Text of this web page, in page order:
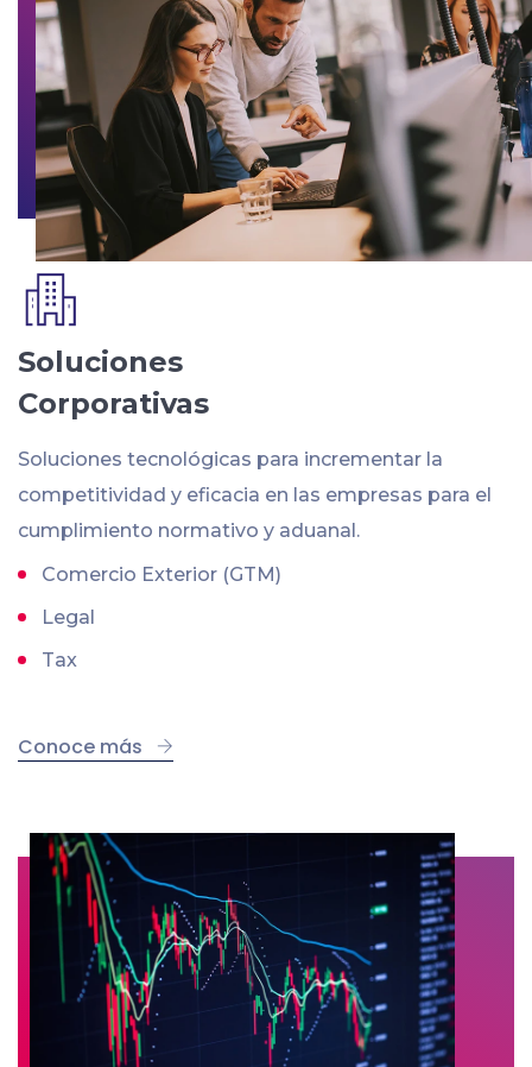
Soluciones
Corporativas
Soluciones tecnológicas para incrementar la
competitividad y eficacia en las empresas para el
cumplimiento normativo y aduanal.
Comercio Exterior (GTM)
Legal
Tax
Conoce más